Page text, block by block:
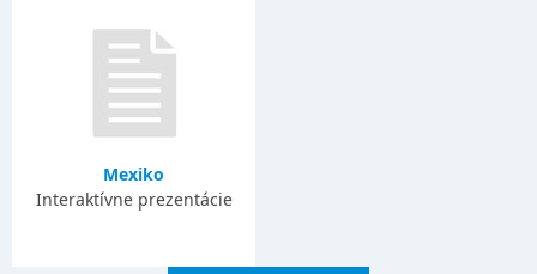
Mexiko
Interaktívne prezentácie